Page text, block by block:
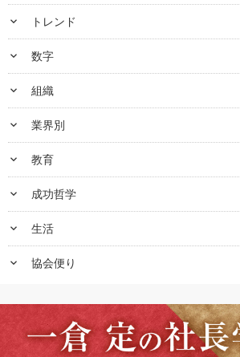
keyboard_arrow_down トレンド
keyboard_arrow_down 数字
keyboard_arrow_down 組織
keyboard_arrow_down 業界別
keyboard_arrow_down 教育
keyboard_arrow_down 成功哲学
keyboard_arrow_down 生活
keyboard_arrow_down 協会便り